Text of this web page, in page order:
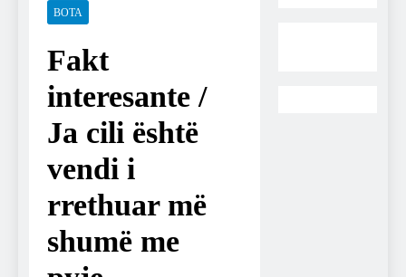
BOTA
Fakt
interesante /
Ja cili është
vendi i
rrethuar më
shumë me